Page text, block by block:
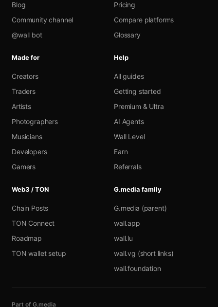
Blog
Community channel
@wall bot
Pricing
Compare platforms
Glossary
Made for
Creators
Traders
Artists
Photographers
Musicians
Developers
Gamers
Help
All guides
Getting started
Premium & Ultra
AI Agents
Wall Level
Earn
Referrals
Web3 / TON
Chain Posts
TON Connect
Roadmap
TON wallet setup
G.media family
G.media (parent)
wall.app
wall.lu
wall.vg (short links)
wall.foundation
Part of G.media